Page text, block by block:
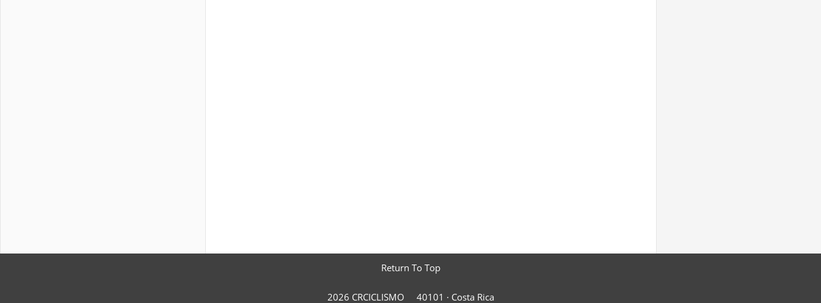
Return To Top
2026 CRCICLISMO 40101 · Costa Rica